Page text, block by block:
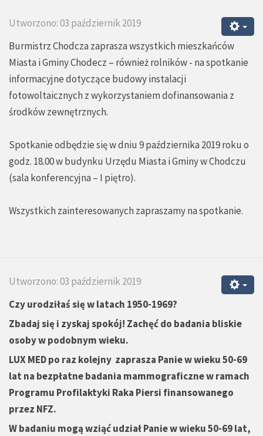
Utworzono: 03 październik 2019
Burmistrz Chodcza zaprasza wszystkich mieszkańców
Miasta i Gminy Chodecz – również rolników - na spotkanie
informacyjne dotyczące budowy instalacji
fotowoltaicznych z wykorzystaniem dofinansowania z
środków zewnętrznych.
Spotkanie odbędzie się w dniu 9 października 2019 roku o
godz. 18.00 w budynku Urzędu Miasta i Gminy w Chodczu
(sala konferencyjna – I piętro).
Wszystkich zainteresowanych zapraszamy na spotkanie.
Utworzono: 03 październik 2019
Czy urodziłaś się w latach 1950-1969?
Zbadaj się i zyskaj spokój! Zachęć do badania bliskie
osoby w podobnym wieku.
LUX MED po raz kolejny zaprasza Panie w wieku 50-69
lat na bezpłatne badania mammograficzne w ramach
Programu Profilaktyki Raka Piersi finansowanego
przez NFZ.
W badaniu mogą wziąć udział Panie w wieku 50-69 lat,